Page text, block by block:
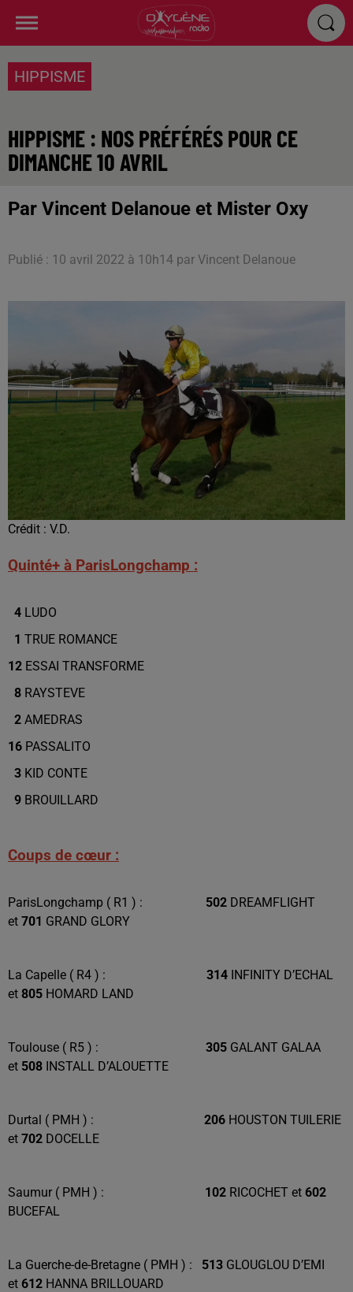
HIPPISME
HIPPISME : NOS PRÉFÉRÉS POUR CE
DIMANCHE 10 AVRIL
Par Vincent Delanoue et Mister Oxy
Publié : 10 avril 2022 à 10h14 par Vincent Delanoue
Crédit : V.D.
Quinté+ à ParisLongchamp :
4 LUDO
1 TRUE ROMANCE
12 ESSAI TRANSFORME
8 RAYSTEVE
2 AMEDRAS
16 PASSALITO
3 KID CONTE
9 BROUILLARD
Coups de cœur :
ParisLongchamp ( R1 ) : 502 DREAMFLIGHT
et 701 GRAND GLORY
La Capelle ( R4 ) : 314 INFINITY D’ECHAL
et 805 HOMARD LAND
Toulouse ( R5 ) : 305 GALANT GALAA
et 508 INSTALL D’ALOUETTE
Durtal ( PMH ) : 206 HOUSTON TUILERIE
et 702 DOCELLE
Saumur ( PMH ) : 102 RICOCHET et 602
BUCEFAL
La Guerche-de-Bretagne ( PMH ) : 513 GLOUGLOU D’EMI
et 612 HANNA BRILLOUARD